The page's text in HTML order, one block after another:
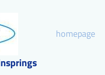
homepage